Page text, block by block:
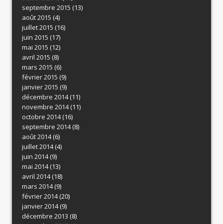
septembre 2015 (13)
août 2015 (4)
juillet 2015 (16)
juin 2015 (17)
mai 2015 (12)
avril 2015 (8)
mars 2015 (6)
février 2015 (9)
janvier 2015 (9)
décembre 2014(11)
novembre 2014(11)
octobre 2014(16)
septembre 2014(8)
août 2014(6)
juillet 2014(4)
juin 2014(9)
mai 2014(13)
avril 2014(18)
mars 2014(9)
février 2014(20)
janvier 2014(9)
décembre 2013 (8)